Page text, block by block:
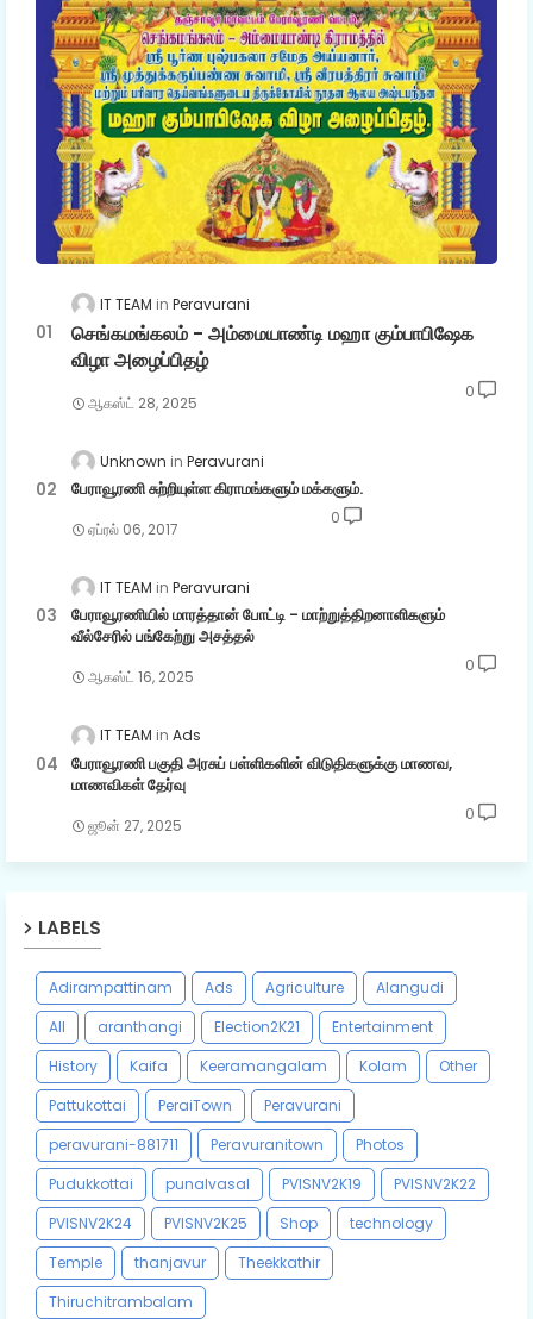
IT TEAM Peravurani
செங்கமங்கலம் - அம்மையாண்டி மஹா கும்பாபிஷேக
விழா அழைப்பிதழ்
ஆகஸ்ட் 28, 2025
0
Unknown Peravurani
பேராவூரணி சுற்றியுள்ள கிராமங்களும் மக்களும்.
ஏப்ரல் 06, 2017
0
IT TEAM Peravurani
பேராவூரணியில் மாரத்தான் போட்டி - மாற்றுத்திறனாளிகளும்
வீல்சேரில் பங்கேற்று அசத்தல்
ஆகஸ்ட் 16, 2025
0
IT TEAM Ads
பேராவூரணி பகுதி அரசுப் பள்ளிகளின் விடுதிகளுக்கு மாணவ,
மாணவிகள் தேர்வு
ஜூன் 27, 2025
0
LABELS
Adirampattinam Ads Agriculture
Alangudi
All
aranthangi Election2K21
Entertainment
History
Kaifa Keeramangalam Kolam
Other
Pattukottai
PeraiTown
Peravurani
peravurani-881711
Peravuranitown
Photos
Pudukkottai
punalvasal PVISNV2K19
PVISNV2K22
PVISNV2K24
PVISNV2K25 Shop
technology
Temple
thanjavur
Theekkathir
Thiruchitrambalam